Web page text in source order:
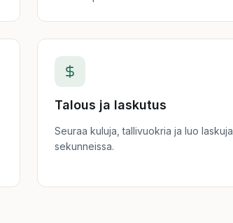
Talous ja laskutus
Seuraa kuluja, tallivuokria ja luo laskuja
sekunneissa.